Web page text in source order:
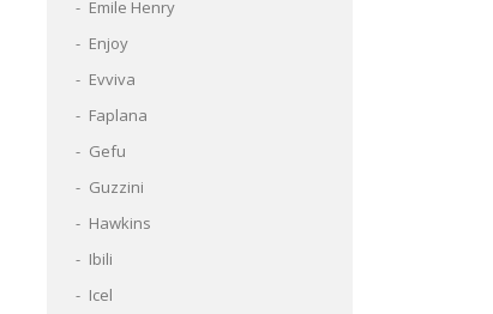
Emile Henry
Enjoy
Evviva
Faplana
Gefu
Guzzini
Hawkins
Ibili
Icel